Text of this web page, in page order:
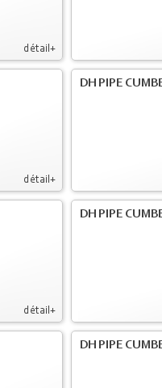
détail+
détail+
DH PIPE
détail+
DH PIPE
DH PIPE